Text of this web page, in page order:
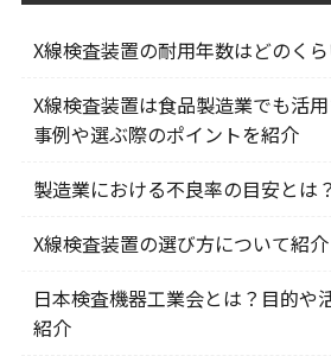
X線検査装置の耐用年数はどのくら
X線検査装置は食品製造業でも活
事例や選ぶ際のポイントを紹介
製造業における不良率の目安とは？
X線検査装置の選び方について紹介
日本検査機器工業会とは？目的や
紹介